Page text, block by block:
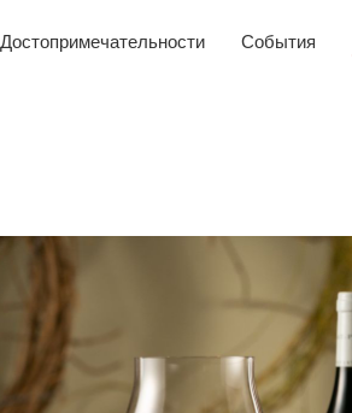
Достопримечательности События